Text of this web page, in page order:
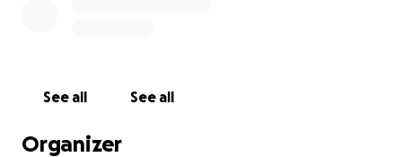
See all See all
Organizer